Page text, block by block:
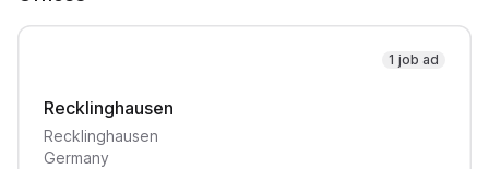
1 job ad
Recklinghausen
Recklinghausen
Germany